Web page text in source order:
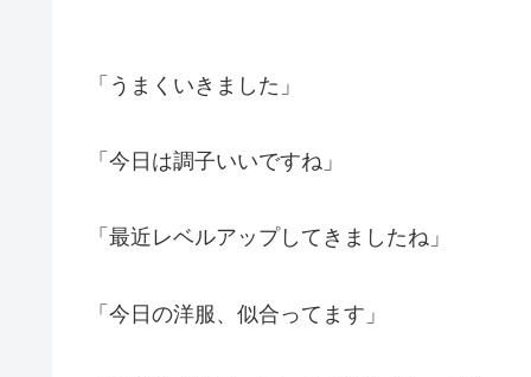
「うまくいきました」
「今日は調子いいですね」
「最近レベルアップしてきましたね」
「今日の洋服、似合ってます」